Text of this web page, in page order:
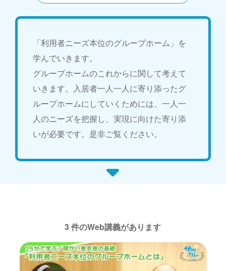
「利用者ニーズ本位のグループホーム」を
学んでいきます。
グループホームのこれからに関して考えて
いきます。入居者一人一人に寄り添ったグ
ループホームにしていくためには、一人一
人のニーズを把握し、実現に向けた寄り添
いが必要です。是非ご覧ください。
3 件のWeb講義があります